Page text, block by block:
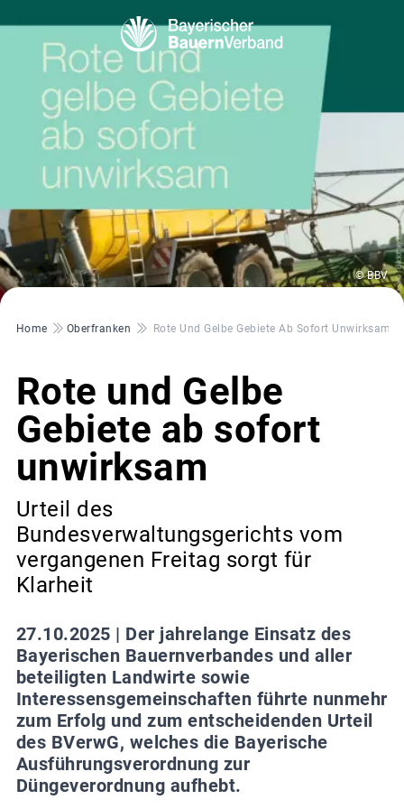
© BBV
Pfadnavigation
Home Oberfranken Rote Und Gelbe Gebiete Ab Sofort Unwirksam
Rote und Gelbe
Gebiete ab sofort
unwirksam
Urteil des
Bundesverwaltungsgerichts vom
vergangenen Freitag sorgt für
Klarheit
27.10.2025 | Der jahrelange Einsatz des
Bayerischen Bauernverbandes und aller
beteiligten Landwirte sowie
Interessensgemeinschaften führte nunmehr
zum Erfolg und zum entscheidenden Urteil
des BVerwG, welches die Bayerische
Ausführungsverordnung zur
Düngeverordnung aufhebt.